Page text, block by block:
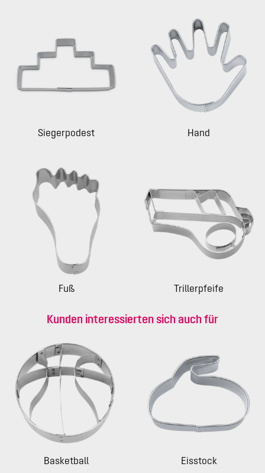
Siegerpodest Hand
Fuß Trillerpfeife
Kunden interessierten sich auch für
Basketball Eisstock